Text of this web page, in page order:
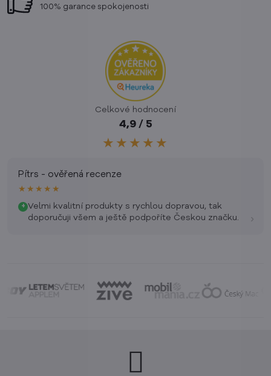
100% garance spokojenosti
Celkové hodnocení
4,9 / 5
★★★★★
Pítrs - ověřená recenze
★★★★★
+ Velmi kvalitní produkty s rychlou dopravou, tak
doporučuji všem a ještě podpoříte Českou značku.
›